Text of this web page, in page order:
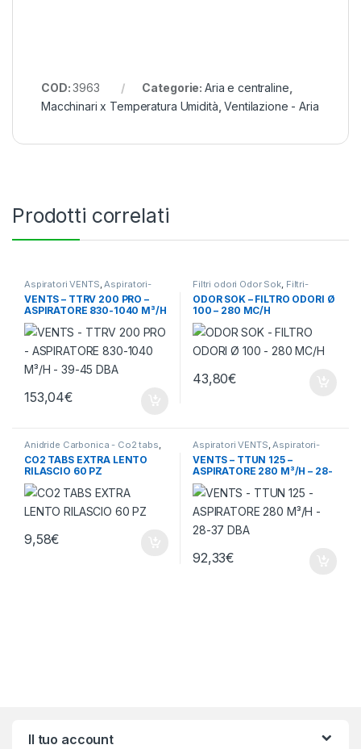
COD:3963 Categorie: Aria e centraline
Macchinari x Temperatura Umidità ,Ventilazione - Aria
Prodotti correlati
Aspiratori VENTS,Aspiratori-
Ventilatori ,Ventilazione - Aria
VENTS – TTRV 200 PRO –
ASPIRATORE 830-1040 M³/H
– 39-45 DBA
153,04€
Filtri odori Odor Sok, Filtri-
Odore-Rumore,Ventilazione -
Aria
ODOR SOK – FILTRO ODORI Ø
100 – 280 MC/H
43,80€
Anidride Carbonica - Co2 tabs
CO2 TABS EXTRA LENTO
RILASCIO 60 PZ
9,58€
Aspiratori VENTS Aspiratori-
Ventilatori Ventilazione - Aria
VENTS – TTUN 125 –
ASPIRATORE 280 M³/H – 28-
37 DBA
92,33€
Il tuo account